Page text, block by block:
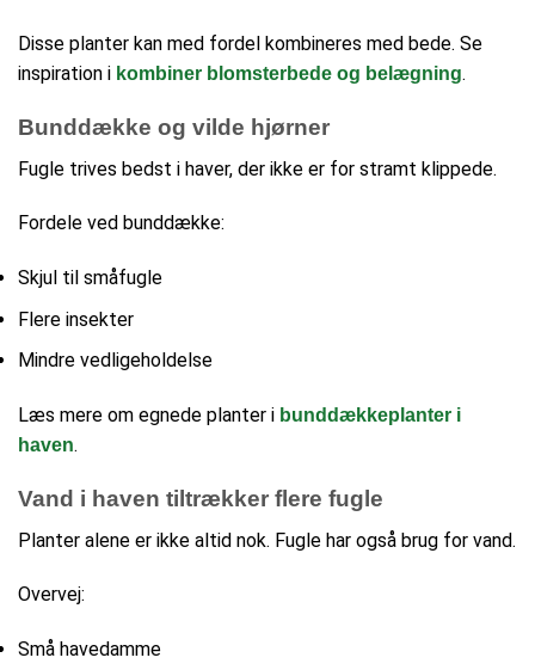
Disse planter kan med fordel kombineres med bede. Se
inspiration i kombiner blomsterbede og belægning.
Bunddække og vilde hjørner
Fugle trives bedst i haver, der ikke er for stramt klippede.
Fordele ved bunddække:
Skjul til småfugle
Flere insekter
Mindre vedligeholdelse
Læs mere om egnede planter i bunddækkeplanter i
haven.
Vand i haven tiltrækker flere fugle
Planter alene er ikke altid nok. Fugle har også brug for vand.
Overvej:
Små havedamme